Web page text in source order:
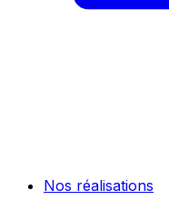
Nos réalisations